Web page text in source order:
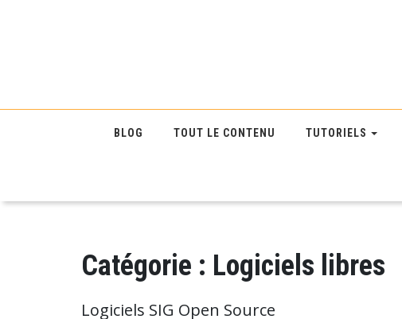
BLOG TOUT LE CONTENU TUTORIELS
Catégorie : Logiciels libres
Logiciels SIG Open Source